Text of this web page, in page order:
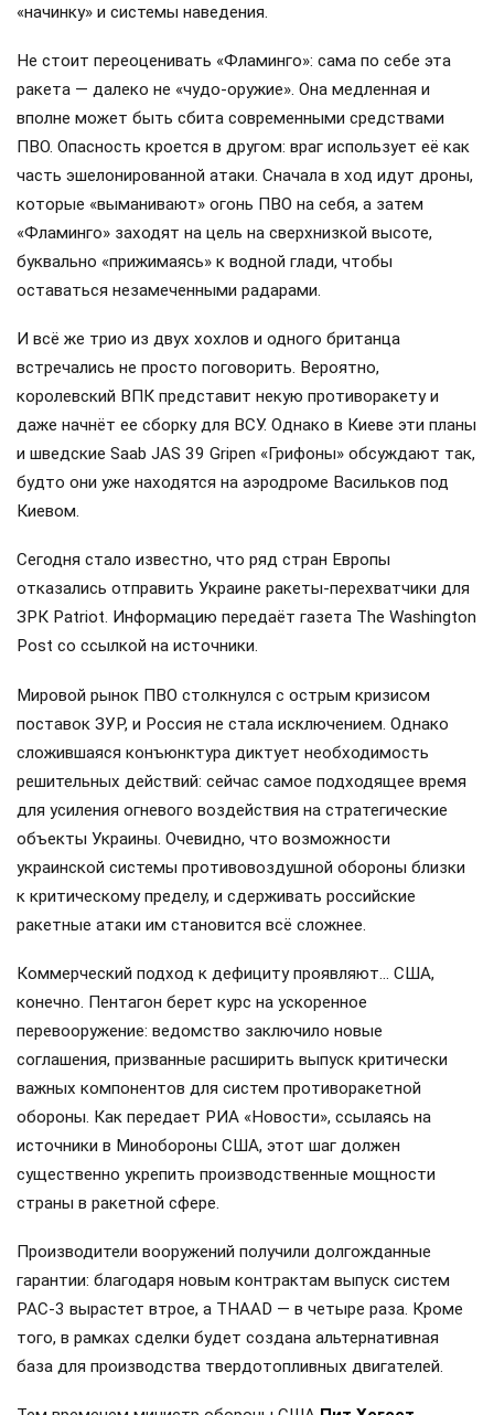
«начинку» и системы наведения.
Не стоит переоценивать «Фламинго»: сама по себе эта
ракета — далеко не «чудо-оружие». Она медленная и
вполне может быть сбита современными средствами
ПВО. Опасность кроется в другом: враг использует её как
часть эшелонированной атаки. Сначала в ход идут дроны,
которые «выманивают» огонь ПВО на себя, а затем
«Фламинго» заходят на цель на сверхнизкой высоте,
буквально «прижимаясь» к водной глади, чтобы
оставаться незамеченными радарами.
И всё же трио из двух хохлов и одного британца
встречались не просто поговорить. Вероятно,
королевский ВПК представит некую противоракету и
даже начнёт ее сборку для ВСУ. Однако в Киеве эти планы
и шведские Saab JAS 39 Gripen «Грифоны» обсуждают так,
будто они уже находятся на аэродроме Васильков под
Киевом.
Сегодня стало известно, что ряд стран Европы
отказались отправить Украине ракеты-перехватчики для
ЗРК Patriot. Информацию передаёт газета The Washington
Post со ссылкой на источники.
Мировой рынок ПВО столкнулся с острым кризисом
поставок ЗУР, и Россия не стала исключением. Однако
сложившаяся конъюнктура диктует необходимость
решительных действий: сейчас самое подходящее время
для усиления огневого воздействия на стратегические
объекты Украины. Очевидно, что возможности
украинской системы противовоздушной обороны близки
к критическому пределу, и сдерживать российские
ракетные атаки им становится всё сложнее.
Коммерческий подход к дефициту проявляют… США,
конечно. Пентагон берет курс на ускоренное
перевооружение: ведомство заключило новые
соглашения, призванные расширить выпуск критически
важных компонентов для систем противоракетной
обороны. Как передает РИА «Новости», ссылаясь на
источники в Минобороны США, этот шаг должен
существенно укрепить производственные мощности
страны в ракетной сфере.
Производители вооружений получили долгожданные
гарантии: благодаря новым контрактам выпуск систем
PAC-3 вырастет втрое, а THAAD — в четыре раза. Кроме
того, в рамках сделки будет создана альтернативная
база для производства твердотопливных двигателей.